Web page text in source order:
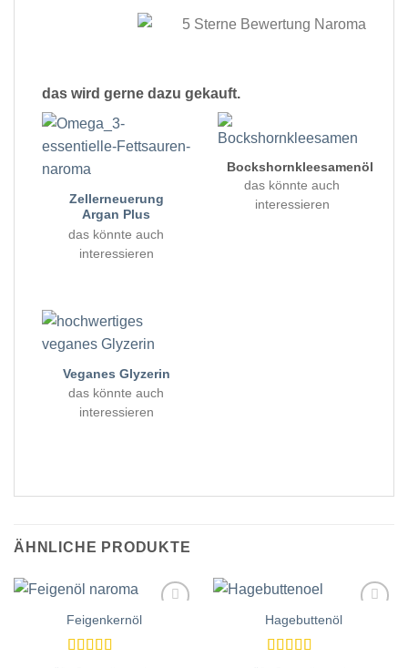
das wird gerne dazu gekauft.
Zellerneuerung
Argan Plus
das könnte auch
interessieren
Bockshornkleesamenöl
das könnte auch
interessieren
Veganes Glyzerin
das könnte auch
interessieren
ÄHNLICHE PRODUKTE
Feigenkernöl Hagebuttenöl